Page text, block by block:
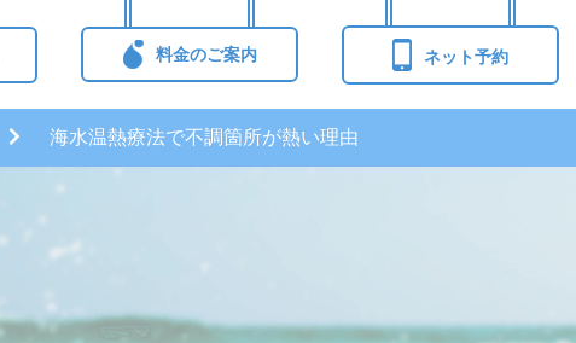
料金のご案内 ネット予約
海水温熱療法で不調箇所が熱い理由